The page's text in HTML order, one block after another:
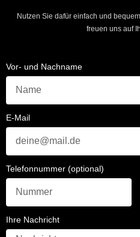
Nutzen Sie dafür einfach und
freuen uns auf
Vor- und Nachname
E-Mail
Telefonnummer (optional)
Ihre Nachricht